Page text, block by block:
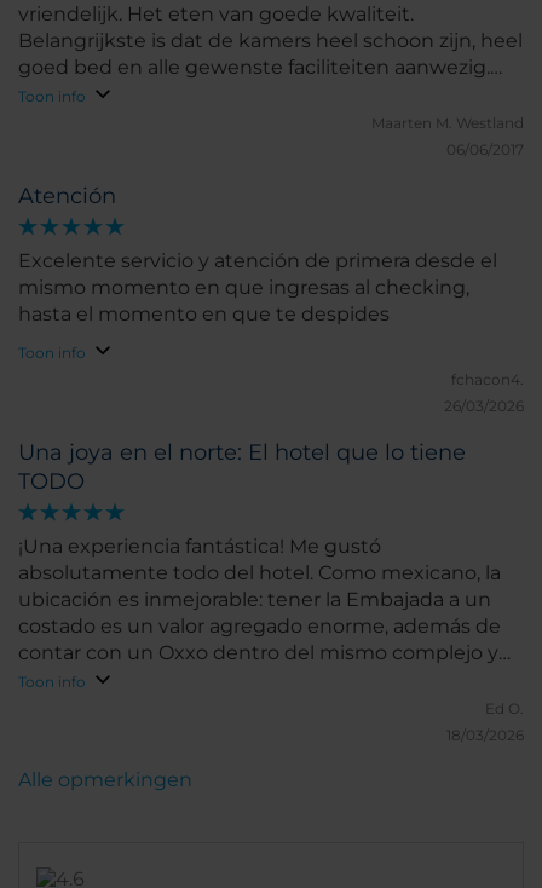
vriendelijk. Het eten van goede kwaliteit.
Belangrijkste is dat de kamers heel schoon zijn, heel
goed bed en alle gewenste faciliteiten aanwezig.
Goed security team aanwezig. Het verkeer is nog
steeds zeer druk, volle wegen waardoor het best
Toon info
Maarten M. Westland
06/06/2017
Atención
Excelente servicio y atención de primera desde el
mismo momento en que ingresas al checking,
hasta el momento en que te despides
Toon info
fchacon4.
26/03/2026
Una joya en el norte: El hotel que lo tiene
TODO
¡Una experiencia fantástica! Me gustó
absolutamente todo del hotel. Como mexicano, la
ubicación es inmejorable: tener la Embajada a un
costado es un valor agregado enorme, además de
contar con un Oxxo dentro del mismo complejo y
una plaza comercial justo al lado para surtirse de lo
jacuzzi, piscina y un gym muy completo. La comida
del personal, siempre amables y dispuestos a
Toon info
Ed O.
18/03/2026
Alle opmerkingen